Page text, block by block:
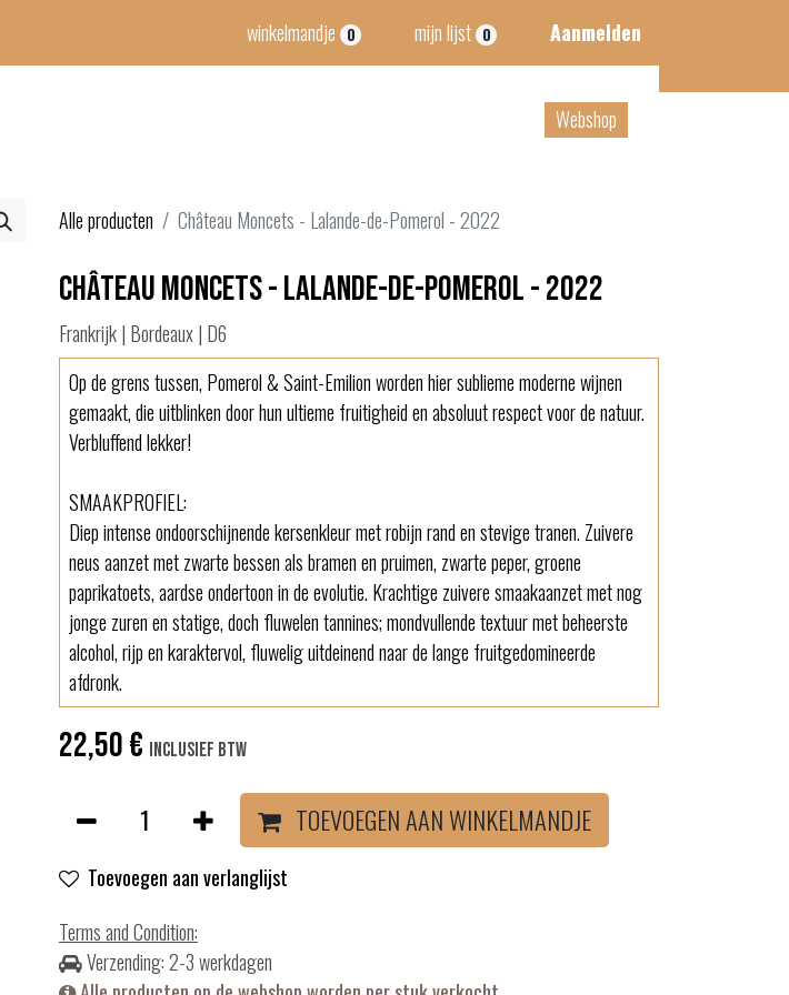
winkelmandje 0 mijn lijst 0 Aanmelden
Webshop
Alle producten Château Moncets - Lalande-de-Pomerol - 2022
Château Moncets - Lalande-de-Pomerol - 2022
Frankrijk | Bordeaux | D6
Op de grens tussen, Pomerol & Saint-Emilion worden hier sublieme moderne wijnen
gemaakt, die uitblinken door hun ultieme fruitigheid en absoluut respect voor de natuur.
Verbluffend lekker!
SMAAKPROFIEL:
Diep intense ondoorschijnende kersenkleur met robijn rand en stevige tranen. Zuivere
neus aanzet met zwarte bessen als bramen en pruimen, zwarte peper, groene
paprikatoets, aardse ondertoon in de evolutie. Krachtige zuivere smaakaanzet met nog
jonge zuren en statige, doch fluwelen tannines; mondvullende textuur met beheerste
alcohol, rijp en karaktervol, fluwelig uitdeinend naar de lange fruitgedomineerde
afdronk.
22,50€ Inclusief btw
TOEVOEGEN AAN WINKELMANDJE
Toevoegen aan verlanglijst
Terms and Condition:
Verzending: 2-3 werkdagen